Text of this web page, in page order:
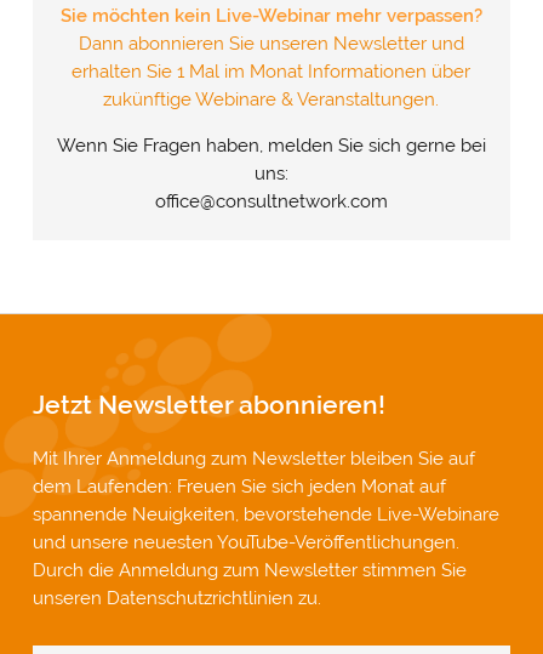
Sie möchten kein Live-Webinar mehr verpassen?
Dann abonnieren Sie unseren Newsletter und
erhalten Sie 1 Mal im Monat Informationen über
zukünftige Webinare & Veranstaltungen.
Wenn Sie Fragen haben, melden Sie sich gerne bei
uns:
office@consultnetwork.com
Jetzt Newsletter abonnieren!
Mit Ihrer Anmeldung zum Newsletter bleiben Sie auf
dem Laufenden: Freuen Sie sich jeden Monat auf
spannende Neuigkeiten, bevorstehende Live-Webinare
und unsere neuesten YouTube-Veröffentlichungen.
Durch die Anmeldung zum Newsletter stimmen Sie
unseren Datenschutzrichtlinien zu.